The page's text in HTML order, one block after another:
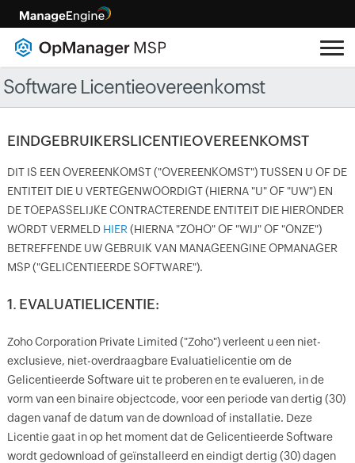
Software Licentieovereenkomst
EINDGEBRUIKERSLICENTIEOVEREENKOMST
DIT IS EEN OVEREENKOMST ("OVEREENKOMST") TUSSEN U OF DE
ENTITEIT DIE U VERTEGENWOORDIGT (HIERNA "U" OF "UW") EN
DE TOEPASSELIJKE CONTRACTERENDE ENTITEIT DIE HIERONDER
WORDT VERMELD HIER (HIERNA "ZOHO" OF "WIJ" OF "ONZE")
BETREFFENDE UW GEBRUIK VAN MANAGEENGINE OPMANAGER
MSP ("GELICENTIEERDE SOFTWARE").
1. EVALUATIELICENTIE:
Zoho Corporation Private Limited ("Zoho") verleent u een niet-
exclusieve, niet-overdraagbare Evaluatielicentie om de
Gelicentieerde Software uit te proberen en te evalueren, in de
vorm van een binaire objectcode, voor een periode van dertig (30)
dagen vanaf de datum van de download of installatie. Deze
Licentie gaat in op het moment dat de Gelicentieerde Software
wordt gedownload of geïnstalleerd en eindigt dertig (30) dagen